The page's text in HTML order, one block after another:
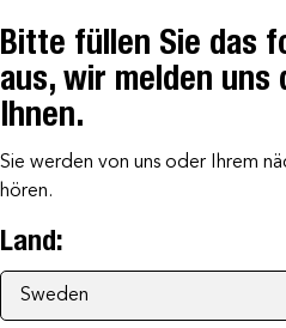
Bitte füllen Sie das
aus, wir melden uns
Ihnen.
Sie werden von uns oder Ihrem
hören.
Land: